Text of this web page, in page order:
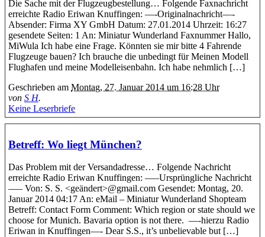
Die Sache mit der Flugzeugbestellung… Folgende Faxnachricht
erreichte Radio Eriwan Knuffingen: —-Originalnachricht—-
Absender: Firma XY GmbH Datum: 27.01.2014 Uhrzeit: 16:27
gesendete Seiten: 1 An: Miniatur Wunderland Faxnummer Hallo,
MiWula Ich habe eine Frage. Könnten sie mir bitte 4 Fahrende
Flugzeuge bauen? Ich brauche die unbedingt für Meinen Modell
Flughafen und meine Modelleisenbahn. Ich habe nehmlich […]
Geschrieben am Montag, 27. Januar 2014 um 16:28 Uhr
von S H.
Keine Leserbriefe
Betreff: Wo liegt München?
Das Problem mit der Versandadresse… Folgende Nachricht
erreichte Radio Eriwan Knuffingen: —–Ursprüngliche Nachricht
—– Von: S. S. <geändert>@gmail.com Gesendet: Montag, 20.
Januar 2014 04:17 An: eMail – Miniatur Wunderland Shopteam
Betreff: Contact Form Comment: Which region or state should we
choose for Munich. Bavaria option is not there. —-hierzu Radio
Eriwan in Knuffingen—- Dear S.S., it’s unbelievable but […]